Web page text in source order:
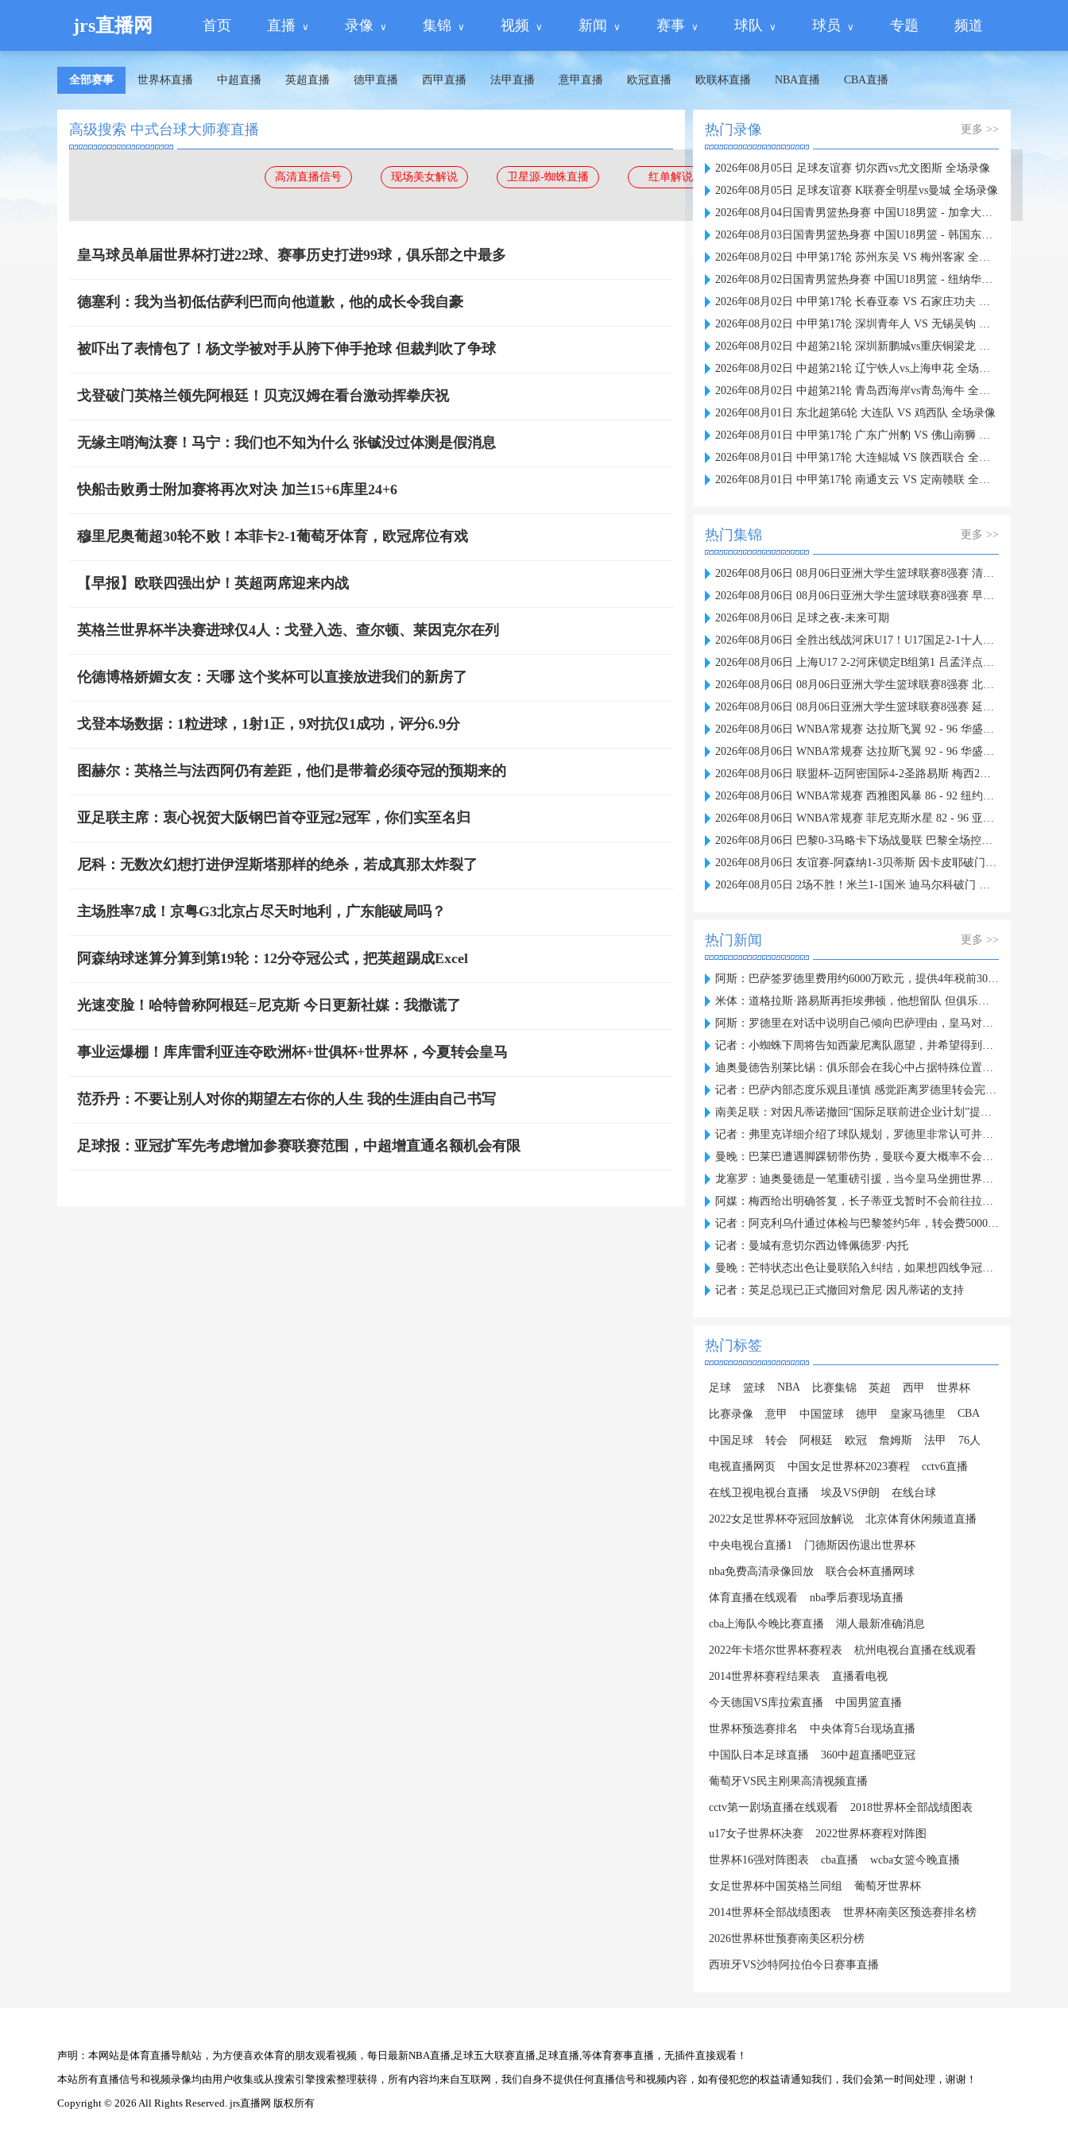
jrs直播网 首页 直播 录像 集锦 视频 新闻 赛事 球队 球员 专题 频道
全部赛事 世界杯直播 中超直播 英超直播 德甲直播 西甲直播 法甲直播 意甲直播 欧冠直播 欧联杯直播 NBA直播 CBA直播
高级搜索 中式台球大师赛直播
高清直播信号 现场美女解说 卫星源-蜘蛛直播 红单解说 蜘蛛直播
皇马球员单届世界杯打进22球、赛事历史打进99球，俱乐部之中最多
德塞利：我为当初低估萨利巴而向他道歉，他的成长令我自豪
被吓出了表情包了！杨文学被对手从胯下伸手抢球 但裁判吹了争球
戈登破门英格兰领先阿根廷！贝克汉姆在看台激动挥拳庆祝
无缘主哨淘汰赛！马宁：我们也不知为什么 张铖没过体测是假消息
快船击败勇士附加赛将再次对决 加兰15+6库里24+6
穆里尼奥葡超30轮不败！本菲卡2-1葡萄牙体育，欧冠席位有戏
【早报】欧联四强出炉！英超两席迎来内战
英格兰世界杯半决赛进球仅4人：戈登入选、查尔顿、莱因克尔在列
伦德博格娇媚女友：天哪 这个奖杯可以直接放进我们的新房了
戈登本场数据：1粒进球，1射1正，9对抗仅1成功，评分6.9分
图赫尔：英格兰与法西阿仍有差距，他们是带着必须夺冠的预期来的
亚足联主席：衷心祝贺大阪钢巴首夺亚冠2冠军，你们实至名归
尼科：无数次幻想打进伊涅斯塔那样的绝杀，若成真那太炸裂了
主场胜率7成！京粤G3北京占尽天时地利，广东能破局吗？
阿森纳球迷算分算到第19轮：12分夺冠公式，把英超踢成Excel
光速变脸！哈特曾称阿根廷=尼克斯 今日更新社媒：我撒谎了
事业运爆棚！库库雷利亚连夺欧洲杯+世俱杯+世界杯，今夏转会皇马
范乔丹：不要让别人对你的期望左右你的人生 我的生涯由自己书写
足球报：亚冠扩军先考虑增加参赛联赛范围，中超增直通名额机会有限
热门录像 更多 >>
2026年08月05日 足球友谊赛 切尔西vs尤文图斯 全场录像
2026年08月05日 足球友谊赛 K联赛全明星vs曼城 全场录像
2026年08月04日国青男篮热身赛 中国U18男篮 - 加拿大大卫·安篮球学院 全场录像
2026年08月03日国青男篮热身赛 中国U18男篮 - 韩国东国大学 全场录像
2026年08月02日 中甲第17轮 苏州东吴 VS 梅州客家 全场录像
2026年08月02日国青男篮热身赛 中国U18男篮 - 纽纳华丁闪电队 全场录像
2026年08月02日 中甲第17轮 长春亚泰 VS 石家庄功夫 全场录像
2026年08月02日 中甲第17轮 深圳青年人 VS 无锡吴钩 全场录像
2026年08月02日 中超第21轮 深圳新鹏城vs重庆铜梁龙 全场录像
2026年08月02日 中超第21轮 辽宁铁人vs上海申花 全场录像
2026年08月02日 中超第21轮 青岛西海岸vs青岛海牛 全场录像
2026年08月01日 东北超第6轮 大连队 VS 鸡西队 全场录像
2026年08月01日 中甲第17轮 广东广州豹 VS 佛山南狮 全场录像
2026年08月01日 中甲第17轮 大连鲲城 VS 陕西联合 全场录像
2026年08月01日 中甲第17轮 南通支云 VS 定南赣联 全场录像
热门集锦 更多 >>
2026年08月06日 08月06日亚洲大学生篮球联赛8强赛 清华大学 85 - 81 菲律宾大学 集锦
2026年08月06日 08月06日亚洲大学生篮球联赛8强赛 早稻田大学 78 - 71 高丽大学 集锦
2026年08月06日 足球之夜-未来可期
2026年08月06日 全胜出线战河床U17！U17国足2-1十人药厂U17 赵松源登场1分钟传射
2026年08月06日 上海U17 2-2河床锁定B组第1 吕孟洋点射阿布力米破门 将战A组第2
2026年08月06日 08月06日亚洲大学生篮球联赛8强赛 北京大学 77 - 79 上海交通大学 集锦
2026年08月06日 08月06日亚洲大学生篮球联赛8强赛 延世大学 67 - 72 政治大学 集锦
2026年08月06日 WNBA常规赛 达拉斯飞翼 92 - 96 华盛顿神秘人 全场集锦
2026年08月06日 WNBA常规赛 达拉斯飞翼 92 - 96 华盛顿神秘人 全场集锦
2026年08月06日 联盟杯-迈阿密国际4-2圣路易斯 梅西2射1传 阿伦助攻戴帽
2026年08月06日 WNBA常规赛 西雅图风暴 86 - 92 纽约自由人 全场集锦
2026年08月06日 WNBA常规赛 菲尼克斯水星 82 - 96 亚特兰大梦想 全场集锦
2026年08月06日 巴黎0-3马略卡下场战曼联 巴黎全场控球近6成+8射3正未果
2026年08月06日 友谊赛-阿森纳1-3贝蒂斯 因卡皮耶破门难救主 福纳尔斯1射2传
2026年08月05日 2场不胜！米兰1-1国米 迪马尔科破门 恩昆库造点+点射拉莫斯登场
热门新闻 更多 >>
阿斯：巴萨签罗德里费用约6000万欧元，提供4年税前3000万欧合同
米体：道格拉斯·路易斯再拒埃弗顿，他想留队 但俱乐部尚未敲定
阿斯：罗德里在对话中说明自己倾向巴萨理由，皇马对此理解＆祝好
记者：小蜘蛛下周将告知西蒙尼离队愿望，并希望得到理解和帮助
迪奥曼德告别莱比锡：俱乐部会在我心中占据特殊位置，感谢所有
记者：巴萨内部态度乐观且谨慎 感觉距离罗德里转会完成更近了
南美足联：对因凡蒂诺撤回“国际足联前进企业计划”提案表示欢迎
记者：弗里克详细介绍了球队规划，罗德里非常认可并选择加盟巴萨
曼晚：巴莱巴遭遇脚踝韧带伤势，曼联今夏大概率不会继续追求他
龙塞罗：迪奥曼德是一笔重磅引援，当今皇马坐拥世界独一档攻击线
阿媒：梅西给出明确答复，长子蒂亚戈暂时不会前往拉玛西亚青训
记者：阿克利乌什通过体检与巴黎签约5年，转会费5000万欧元
记者：曼城有意切尔西边锋佩德罗·内托
曼晚：芒特状态出色让曼联陷入纠结，如果想四线争冠可能还得买人
记者：英足总现已正式撤回对詹尼·因凡蒂诺的支持
热门标签
足球 篮球 NBA 比赛集锦 英超 西甲 世界杯
比赛录像 意甲 中国篮球 德甲 皇家马德里 CBA
中国足球 转会 阿根廷 欧冠 詹姆斯 法甲 76人
电视直播网页 中国女足世界杯2023赛程 cctv6直播
在线卫视电视台直播 埃及VS伊朗 在线台球
2022女足世界杯夺冠回放解说 北京体育休闲频道直播
中央电视台直播1 门德斯因伤退出世界杯
nba免费高清录像回放 联合会杯直播网球
体育直播在线观看 nba季后赛现场直播
cba上海队今晚比赛直播 湖人最新准确消息
2022年卡塔尔世界杯赛程表 杭州电视台直播在线观看
2014世界杯赛程结果表 直播看电视
今天德国VS库拉索直播 中国男篮直播
世界杯预选赛排名 中央体育5台现场直播
中国队日本足球直播 360中超直播吧亚冠
葡萄牙VS民主刚果高清视频直播
cctv第一剧场直播在线观看 2018世界杯全部战绩图表
u17女子世界杯决赛 2022世界杯赛程对阵图
世界杯16强对阵图表 cba直播 wcba女篮今晚直播
女足世界杯中国英格兰同组 葡萄牙世界杯
2014世界杯全部战绩图表 世界杯南美区预选赛排名榜
2026世界杯世预赛南美区积分榜
西班牙VS沙特阿拉伯今日赛事直播
声明：本网站是体育直播导航站，为方便喜欢体育的朋友观看视频，每日最新NBA直播,足球五大联赛直播,足球直播,等体育赛事直播，无插件直接观看！
本站所有直播信号和视频录像均由用户收集或从搜索引擎搜索整理获得，所有内容均来自互联网，我们自身不提供任何直播信号和视频内容，如有侵犯您的权益请通知我们，我们会第一时间处理，谢谢！
Copyright © 2026 All Rights Reserved. jrs直播网 版权所有